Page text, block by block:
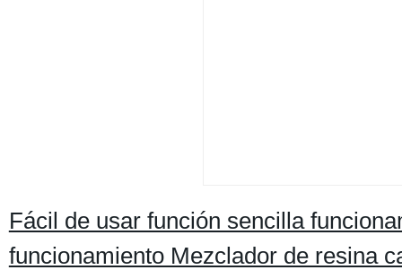
Fácil de usar función sencilla
funcionamiento Mezclador de resina